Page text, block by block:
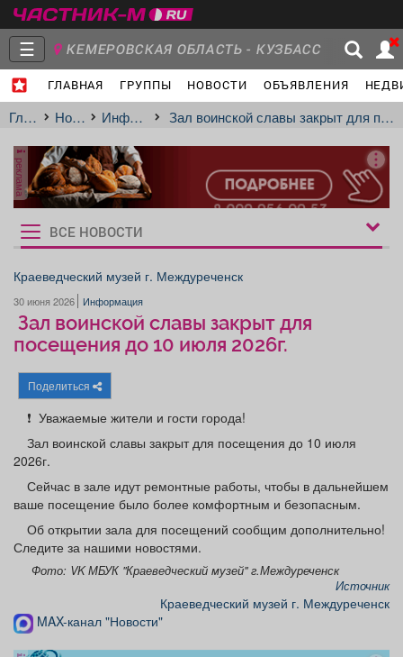
☰ КЕМЕРОВСКАЯ ОБЛАСТЬ - КУЗБАСС
ГЛАВНАЯ ГРУППЫ НОВОСТИ ОБЪЯВЛЕНИЯ
Главная
Группы
Объявления Недвижимость Услуги
Работа
Афиша Обучение
Поздравления
ТВ программа Я - пенсионер
Главная Новости Информация ️ Зал воинской славы закрыт для посещения до 10 июля 2026г.
реклама
Рукбрики
новостей
ВСЕ НОВОСТИ
Краеведческий музей г. Междуреченск
30 июня 2026 Информация
️ Зал воинской славы закрыт для
посещения до 10 июля 2026г.
Поделиться
❗️ Уважаемые жители и гости города!
Зал воинской славы закрыт для посещения до 10 июля
2026г.
Сейчас в зале идут ремонтные работы, чтобы в дальнейшем
ваше посещение было более комфортным и безопасным.
Об открытии зала для посещений сообщим дополнительно!
Следите за нашими новостями.
Фото: VK МБУК "Краеведческий музей" г.Междуреченск
Источник
Краеведческий музей г. Междуреченск
MAX-канал "Новости"